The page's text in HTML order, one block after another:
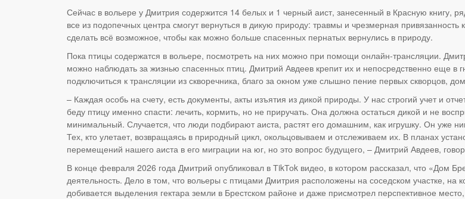
Сейчас в вольере у Дмитрия содержится 14 белых и 1 черный аист, занесенный в Красную
все из подопечных центра смогут вернуться в дикую природу: травмы и чрезмерная
сделать всё возможное, чтобы как можно больше спасенных пернатых вернулись в природу.
Пока птицы содержатся в вольере, посмотреть на них можно при помощи онлайн-трансляции.
можно наблюдать за жизнью спасенных птиц. Дмитрий Авдеев крепит их и непосредственно еще в
подключиться к трансляции из скворечника, благо за окном уже слышно пение первых скворцов,
– Каждая особь на счету, есть документы, акты изъятия из дикой природы. У нас строгий учет и
беду птицу именно спасти: лечить, кормить, но не приручать. Она должна остаться дикой и не
минимальный. Случается, что люди подбирают аиста, растят его домашним, как игрушку. Он уже
Тех, кто улетает, возвращаясь в природный цикл, окольцовываем и отслеживаем их. В планах
перемещений нашего аиста в его миграции на юг, но это вопрос будущего, – Дмитрий Авдеев,
В конце февраля 2026 года Дмитрий опубликовал в ТikТоk видео, в котором рассказал, что «Дом
деятельность. Дело в том, что вольеры с птицами Дмитрия расположены на соседском участке,
добивается выделения гектара земли в Брестском районе и даже присмотрел перспективное